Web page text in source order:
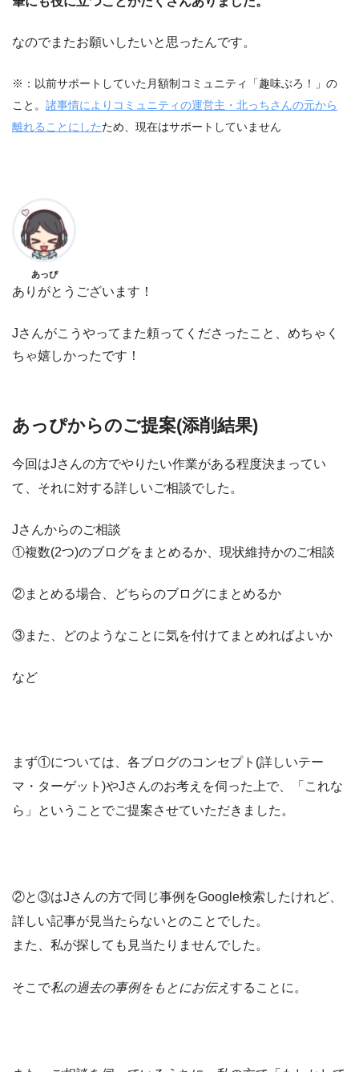
なのでまたお願いしたいと思ったんです。
※：以前サポートしていた月額制コミュニティ「趣味ぶろ！」の
こと。 諸事情によりコミュニティの運営主・北っちさんの元から
離れることにしたため、現在はサポートしていません
あっぴ
ありがとうございます！
Jさんがこうやってまた頼ってくださったこと、めちゃく
ちゃ嬉しかったです！
あっぴからのご提案(添削結果)
今回はJさんの方でやりたい作業がある程度決まってい
て、それに対する詳しいご相談でした。
Jさんからのご相談
①複数(2つ)のブログをまとめるか、現状維持かのご相談
②まとめる場合、どちらのブログにまとめるか
③また、どのようなことに気を付けてまとめればよいか
など
まず①については、各ブログのコンセプト(詳しいテー
マ・ターゲット)やJさんのお考えを伺った上で、「これな
ら」ということでご提案させていただきました。
②と③はJさんの方で同じ事例をGoogle検索したけれど、
詳しい記事が見当たらないとのことでした。
また、私が探しても見当たりませんでした。
そこで私の過去の事例をもとにお伝えすることに。